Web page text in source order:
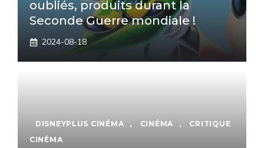
oubliés, produits durant la
Seconde Guerre mondiale !
2024-08-18
DISNEYPLUS CINÉMA , CINÉMA ,
CRITIQUE
CINÉMA